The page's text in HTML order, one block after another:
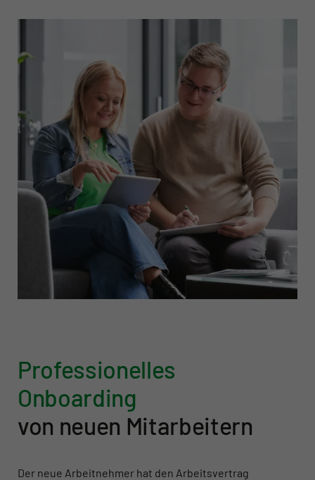
Professionelles
Onboarding
von neuen Mitarbeitern
Der neue Arbeitnehmer hat den Arbeitsvertrag